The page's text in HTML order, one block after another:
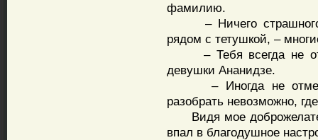
фамилию.
– Ничего страшного,-
рядом с тетушкой, –
– Тебя всегда не
девушки Ананидзе.
– Иногда не
разобрать невозможно,
Видя мое
впал в благодушное